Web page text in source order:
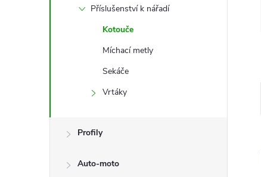
Příslušenství k nářadí
Kotouče
Míchací metly
Sekáče
Vrtáky
Profily
Auto-moto